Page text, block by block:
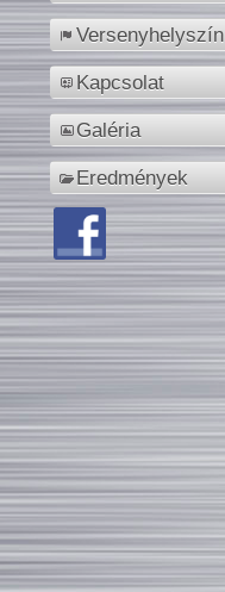
Versenyhelyszín
Kapcsolat
Galéria
Eredmények